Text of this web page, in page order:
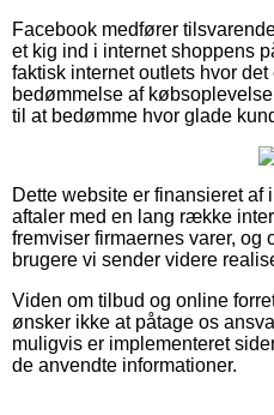
Facebook medfører
et kig ind i internet shoppens
faktisk internet outlets hvor
bedømmelse af
til at bedømme hvor glade
Dette website er finansieret
aftaler med en lang række
fremviser firmaernes varer, og
brugere vi sender videre
Viden om tilbud og online
ønsker ikke at påtage os
muligvis er implementeret
de anvendte informationer.